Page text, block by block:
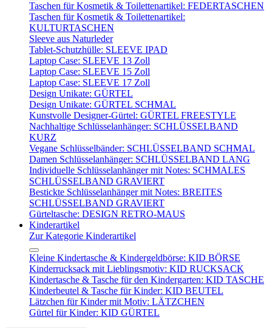
Taschen für Kosmetik & Toilettenartikel: FEDERTASCHEN
Taschen für Kosmetik & Toilettenartikel:
KULTURTASCHEN
Sleeve aus Naturleder
Tablet-Schutzhülle: SLEEVE IPAD
Laptop Case: SLEEVE 13 Zoll
Laptop Case: SLEEVE 15 Zoll
Laptop Case: SLEEVE 17 Zoll
Design Unikate: GÜRTEL
Design Unikate: GÜRTEL SCHMAL
Kunstvolle Designer-Gürtel: GÜRTEL FREESTYLE
Nachhaltige Schlüsselanhänger: SCHLÜSSELBAND
KURZ
Vegane Schlüsselbänder: SCHLÜSSELBAND SCHMAL
Damen Schlüsselanhänger: SCHLÜSSELBAND LANG
Individuelle Schlüsselanhänger mit Notes: SCHMALES
SCHLÜSSELBAND GRAVIERT
Bestickte Schlüsselanhänger mit Notes: BREITES
SCHLÜSSELBAND GRAVIERT
Gürteltasche: DESIGN RETRO-MAUS
Kinderartikel
Zur Kategorie Kinderartikel
Kleine Kindertasche & Kindergeldbörse: KID BÖRSE
Kinderrucksack mit Lieblingsmotiv: KID RUCKSACK
Kindertasche & Tasche für den Kindergarten: KID TASCHE
Kinderbeutel & Tasche für Kinder: KID BEUTEL
Lätzchen für Kinder mit Motiv: LÄTZCHEN
Gürtel für Kinder: KID GÜRTEL